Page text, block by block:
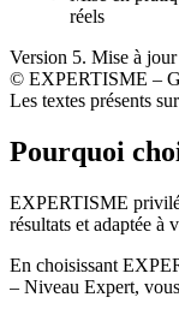
réels
Version 5. Mise à
© EXPERTISME –
Les textes présents
Pourquoi
EXPERTISME
résultats et adaptée à
En choisissant
– Niveau Expert,